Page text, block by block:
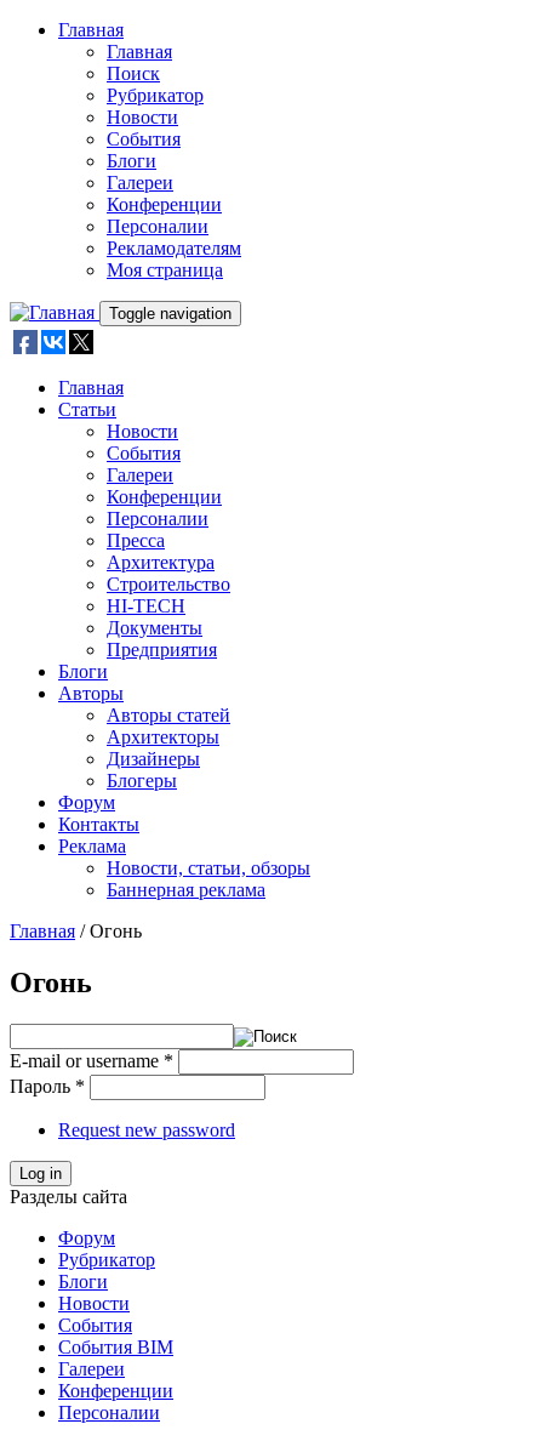
Skip to main content
Главная
Главная
Поиск
Рубрикатор
Новости
События
Блоги
Галереи
Конференции
Персоналии
Рекламодателям
Моя страница
Toggle navigation
Главная
Статьи
Новости
События
Галереи
Конференции
Персоналии
Пресса
Архитектура
Строительство
HI-TECH
Документы
Предприятия
Блоги
Авторы
Авторы статей
Архитекторы
Дизайнеры
Блогеры
Форум
Контакты
Реклама
Новости, статьи, обзоры
Баннерная реклама
Главная / Огонь
Огонь
E-mail or username *
Пароль *
Request new password
Log in
Разделы сайта
Форум
Рубрикатор
Блоги
Новости
События
События BIM
Галереи
Конференции
Персоналии